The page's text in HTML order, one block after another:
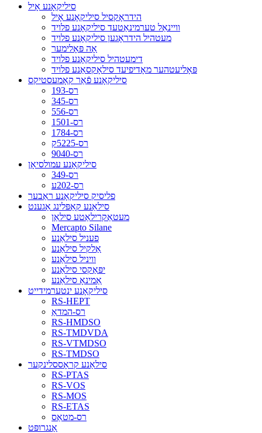
סיליקאָנע אָיל
הידראָקסיל סיליקאָנע אָיל
וויינאַל טערמינאַטעד סיליקאָנע פלויד
מעטהיל הידראָגען סיליקאָנע פלויד
אָה פּאָלימער
דימעטהיל סיליקאָנע פלויד
פּאָליעטהער מאָדיפיעד סילאָקסאַנע פלויד
סיליקאָנע פֿאַר קאָמעסטיקס
רס-193
רס-345
רס-556
רס-1501
רס-1784
רס-5225ק
רס-9040
סיליקאָנע עמולסיאָן
רס-349
רס-202ע
פליסיק סיליקאָנע ראַבער
סילאַנע קאַפּלינג אַגענט
מעטאַקרילאַטע סילאַן
Mercapto Silane
פעניל סילאַנע
אַלקיל סילאַנע
וויניל סילאַנע
יפּאַקסי סילאַנע
אַמינאָ סילאַנע
סיליקאָנע ינטערמידייט
RS-HEPT
רס-המדאַ
RS-HMDSO
RS-TMDVDA
RS-VTMDSO
RS-TMDSO
סילאַנע קראָססלינקער
RS-PTAS
RS-VOS
RS-MOS
RS-ETAS
רס-מטאַס
אַנגרופּט